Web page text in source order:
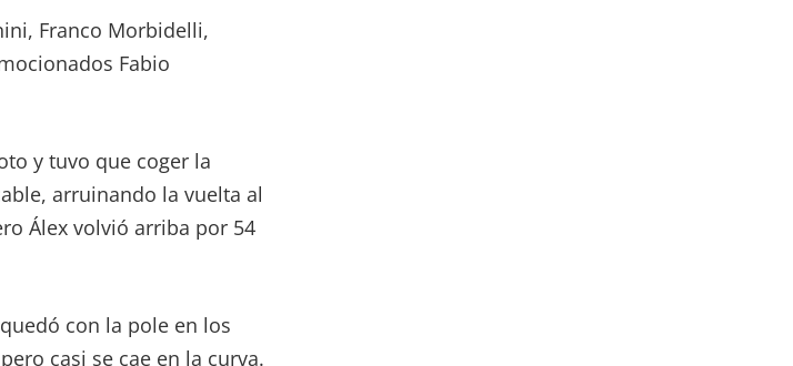
Franco Morbidelli,
Fabio
y tuvo que coger la
arruinando la vuelta al
Álex volvió arriba por 54
con la pole en los
casi se cae en la curva.